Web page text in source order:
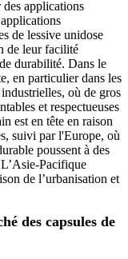
applications
de lessive unidose
de leur facilité
durabilité. Dans le
en particulier dans les
où de gros
et respectueuses
est en tête en raison
suivi par l'Europe, où
poussent à des
Pacifique
de l’urbanisation et
des capsules de